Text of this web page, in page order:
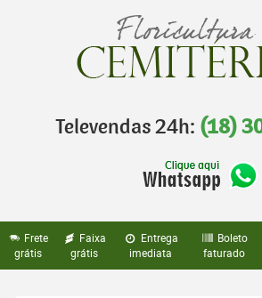
Televendas 24h: (18)
Frete
grátis
Faixa
grátis
Entrega
imediata
Boleto
faturado